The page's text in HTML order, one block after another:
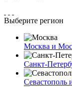
Выберите регион
Москва и
Санкт-
Севастополь